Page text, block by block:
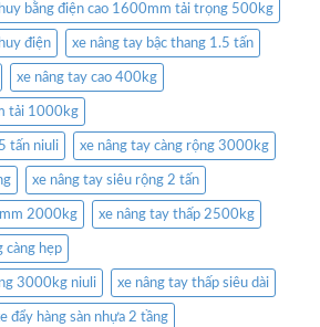
bằng điện cao 1600mm tải trọng 500kg
điện xe nâng tay bậc thang 1.5 tấn
xe nâng tay cao 400kg
tải 1000kg
tấn niuli xe nâng tay càng rộng 3000kg
xe nâng tay siêu rộng 2 tấn
2000kg xe nâng tay thấp 2500kg
càng hẹp
3000kg niuli xe nâng tay thấp siêu dài
đẩy hàng sàn nhựa 2 tầng